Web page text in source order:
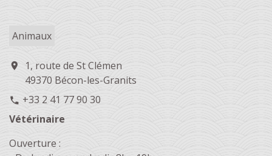
Animaux
location_on
1, route de St Clémen
49370 Bécon-les-Granits
phone +33 2 41 77 90 30
Vétérinaire
Ouverture :